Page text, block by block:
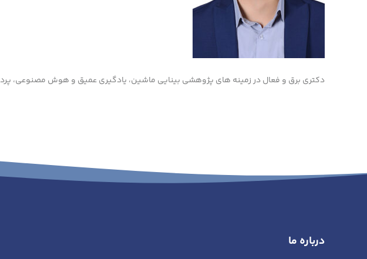
دکتری برق و فعال در زمینه های پژوهشی بینایی ماشین، یادگیری عمیق و هوش مصنوعی،
درباره ما